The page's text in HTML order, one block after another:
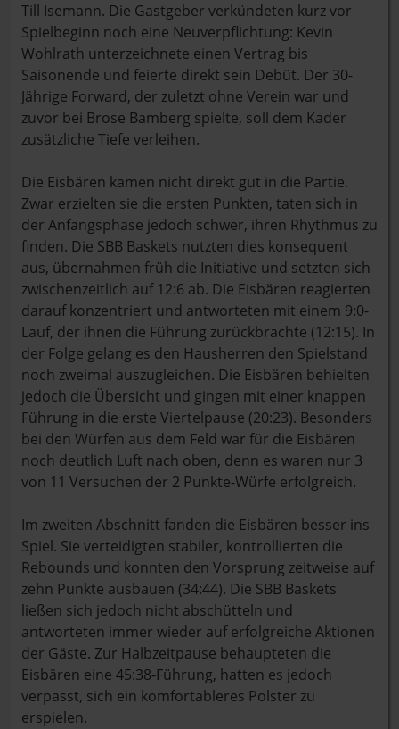
Till Isemann. Die Gastgeber verkündeten kurz vor
Spielbeginn noch eine Neuverpflichtung: Kevin
Wohlrath unterzeichnete einen Vertrag bis
Saisonende und feierte direkt sein Debüt. Der 30-
Jährige Forward, der zuletzt ohne Verein war und
zuvor bei Brose Bamberg spielte, soll dem Kader
zusätzliche Tiefe verleihen.
Die Eisbären kamen nicht direkt gut in die Partie.
Zwar erzielten sie die ersten Punkten, taten sich in
der Anfangsphase jedoch schwer, ihren Rhythmus zu
finden. Die SBB Baskets nutzten dies konsequent
aus, übernahmen früh die Initiative und setzten sich
zwischenzeitlich auf 12:6 ab. Die Eisbären reagierten
darauf konzentriert und antworteten mit einem 9:0-
Lauf, der ihnen die Führung zurückbrachte (12:15). In
der Folge gelang es den Hausherren den Spielstand
noch zweimal auszugleichen. Die Eisbären behielten
jedoch die Übersicht und gingen mit einer knappen
Führung in die erste Viertelpause (20:23). Besonders
bei den Würfen aus dem Feld war für die Eisbären
noch deutlich Luft nach oben, denn es waren nur 3
von 11 Versuchen der 2 Punkte-Würfe erfolgreich.
Im zweiten Abschnitt fanden die Eisbären besser ins
Spiel. Sie verteidigten stabiler, kontrollierten die
Rebounds und konnten den Vorsprung zeitweise auf
zehn Punkte ausbauen (34:44). Die SBB Baskets
ließen sich jedoch nicht abschütteln und
antworteten immer wieder auf erfolgreiche Aktionen
der Gäste. Zur Halbzeitpause behaupteten die
Eisbären eine 45:38-Führung, hatten es jedoch
verpasst, sich ein komfortableres Polster zu
erspielen.